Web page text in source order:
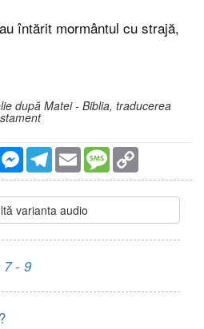
întărit mormântul cu strajă,
după Matei - Biblia, traducerea
MessengerTelegram
Email Message
varianta audio
7 - 9